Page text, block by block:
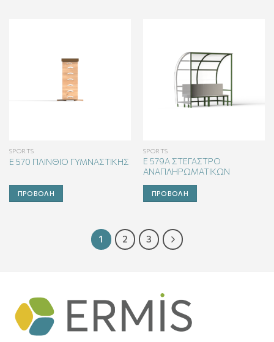
SPORTS
E 570 ΠΛΙΝΘΙΟ ΓΥΜΝΑΣΤΙΚΗΣ
ΠΡΟΒΟΛΉ
SPORTS
E 579Α ΣΤΕΓΑΣΤΡΟ
ΑΝΑΠΛΗΡΩΜΑΤΙΚΩΝ
ΠΡΟΒΟΛΉ
1 2 3